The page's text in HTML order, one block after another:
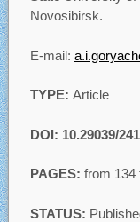
Novosibirsk.
E-mail:
TYPE: Article
DOI: 10.29039/
PAGES: from 134
STATUS: